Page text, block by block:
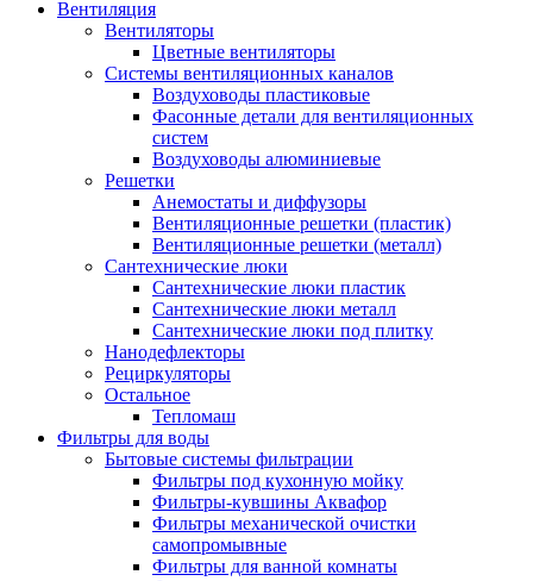
Вентиляция
Вентиляторы
Цветные вентиляторы
Системы вентиляционных каналов
Воздуховоды пластиковые
Фасонные детали для вентиляционных
систем
Воздуховоды алюминиевые
Решетки
Анемостаты и диффузоры
Вентиляционные решетки (пластик)
Вентиляционные решетки (металл)
Сантехнические люки
Сантехнические люки пластик
Сантехнические люки металл
Сантехнические люки под плитку
Нанодефлекторы
Рециркуляторы
Остальное
Тепломаш
Фильтры для воды
Бытовые системы фильтрации
Фильтры под кухонную мойку
Фильтры-кувшины Аквафор
Фильтры механической очистки
самопромывные
Фильтры для ванной комнаты